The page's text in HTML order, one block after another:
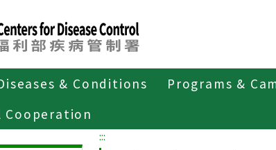
& Conditions Programs &
病與防疫專題
:::